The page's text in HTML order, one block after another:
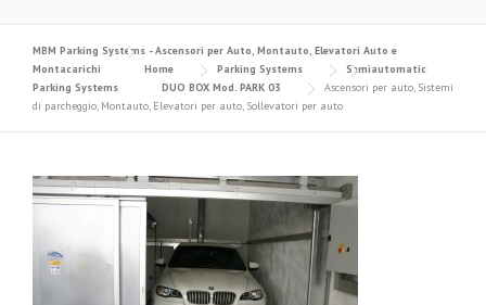
MBM Parking Systems - Ascensori per Auto, Montauto, Elevatori Auto e
Montacarichi
Home Parking Systems
Semiautomatic
Parking Systems
DUO BOX Mod. PARK 03
Ascensori per auto, Sistemi
di parcheggio, Montauto, Elevatori per auto, Sollevatori per auto